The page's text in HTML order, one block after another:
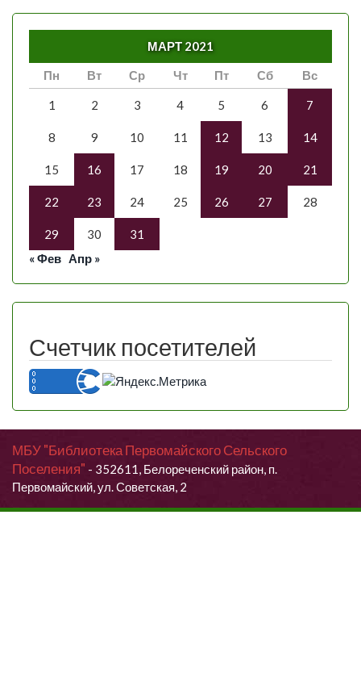
МАРТ 2021
Пн
Вт Ср Чт Пт Сб Вс
1 2 3 4 5 6 7
8 9 10 11 12 13 14
15 16 17 18 19 20 21
22 23 24 25 26 27 28
29 30
31
« Фев Апр »
Счетчик посетителей
МБУ "Библиотека Первомайского Сельского
Поселения" - 352611, Белореченский район, п.
Первомайский, ул. Советская, 2